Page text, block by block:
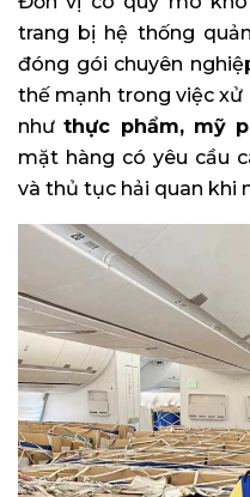
trang bị hệ thống
đóng gói chuyên
thế mạnh trong việc xử
nhưthực phẩm, mỹ
mặt hàng có yêu cầu
và thủ tục hải quan khi